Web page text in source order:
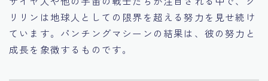
リリンは地球人としての限界を超える努力を見せ続け
ています。パンチングマシーンの結果は、彼の努力と
成長を象徴するものです。